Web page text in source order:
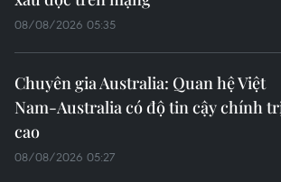
08/08/2026 05:35
Chuyên gia Australia: Quan hệ Việt
Nam-Australia có độ tin cậy chính
cao
08/08/2026 05:27